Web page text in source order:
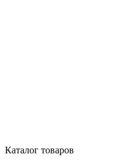
Каталог товаров